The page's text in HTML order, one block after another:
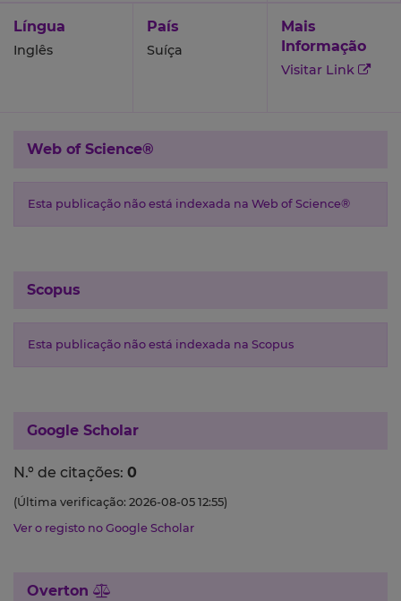
Língua
Inglês
País
Suíça
Mais
Informação
Visitar Link
Web of Science®
Esta publicação não está indexada na Web of Science®
Scopus
Esta publicação não está indexada na Scopus
Google Scholar
N.º de citações: 0
(Última verificação: 2026-08-05 12:55)
Ver o registo no Google Scholar
Overton